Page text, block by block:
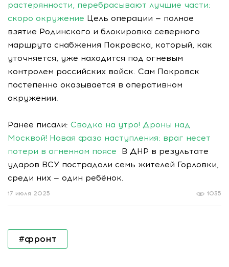
растерянности, перебрасывают лучшие части:
скоро окружение Цель операции — полное
взятие Родинского и блокировка северного
маршрута снабжения Покровска, который, как
уточняется, уже находится под огневым
контролем российских войск. Сам Покровск
постепенно оказывается в оперативном
окружении.
Ранее писали: Сводка на утро! Дроны над
Москвой! Новая фаза наступления: враг несет
потери в огненном поясе В ДНР в результате
ударов ВСУ пострадали семь жителей Горловки,
среди них — один ребёнок.
1035
17 июля 2025
#фронт